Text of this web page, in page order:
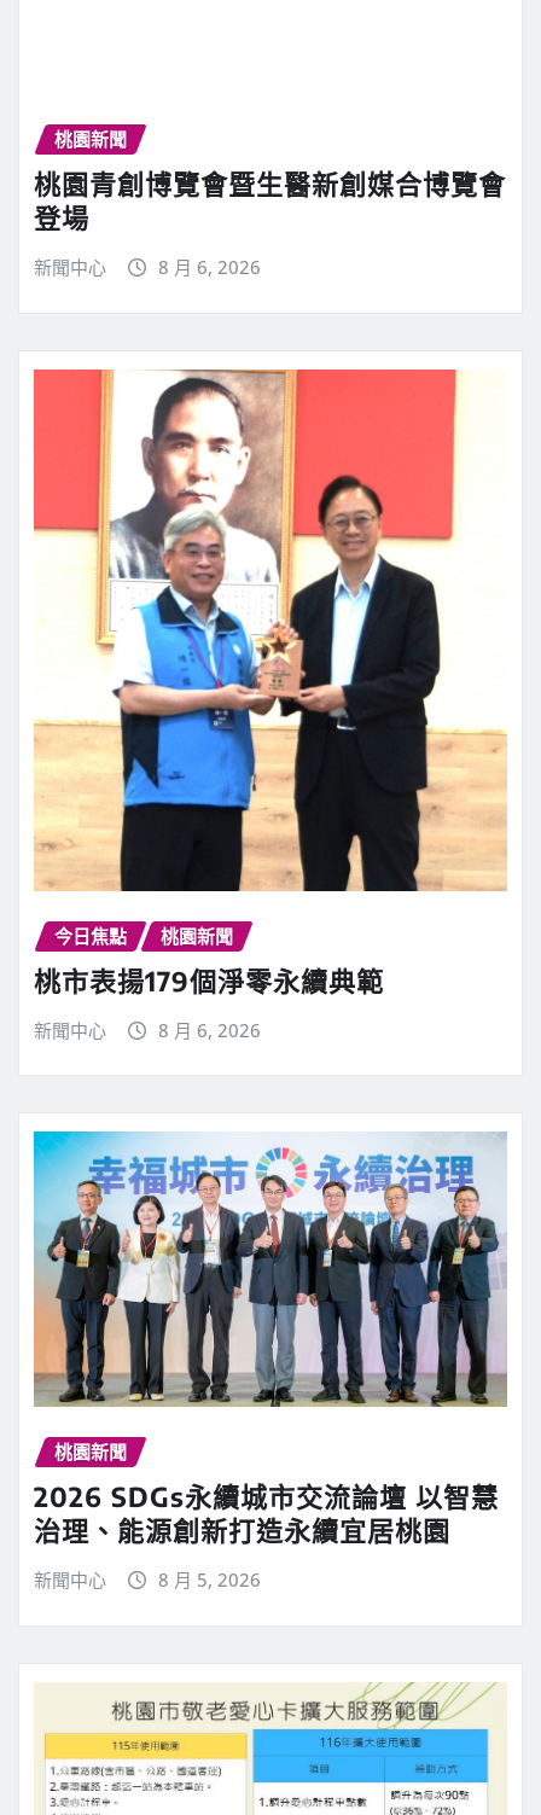
桃園新聞
桃園青創博覽會暨生醫新創媒合博覽會
登場
新聞中心 8 月 6, 2026
今日焦點 桃園新聞
桃市表揚179個淨零永續典範
新聞中心 8 月 6, 2026
桃園新聞
2026 SDGs永續城市交流論壇 以智慧
治理、能源創新打造永續宜居桃園
新聞中心 8 月 5, 2026